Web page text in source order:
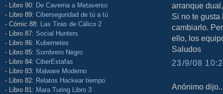
- Libro 90: De Caverna a Metaverso
- Libro 89: Ciberseguridad de tú a tú
- Cómic 88: Las Tiras de Cálico 2
- Libro 87: Social Hunters
- Libro 86: Kubernetes
- Libro 85: Sombrero Negro
- Libro 84: CiberEstafas
- Libro 83: Malware Moderno
- Libro 82: Relatos Hackear tiempo
- Libro 81: Mara Turing Libro 3
arranque
Si no te gusta
cambiarlo.
ello, los
Saludos
23/9/08
Anónimo